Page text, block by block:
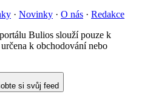
· Novinky · O nás · Redakce
Bulios slouží pouze k
k obchodování nebo
si svůj feed